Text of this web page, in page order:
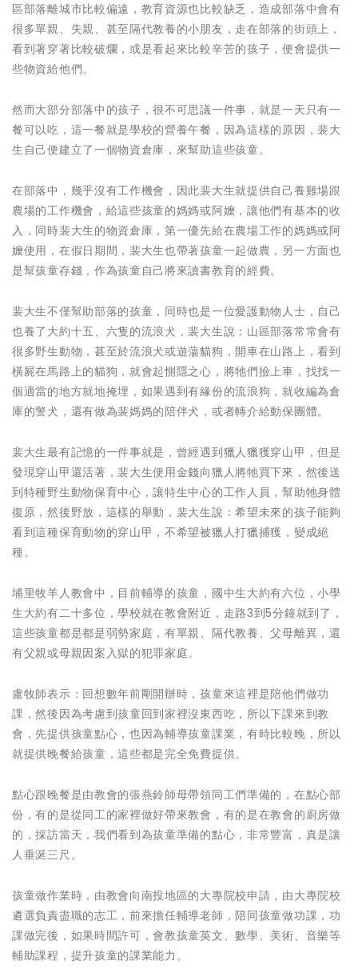
區部落離城市比較偏遠，教育資源也比較缺乏，造成部落中會有
很多單親、失親、甚至隔代教養的小朋友，走在部落的街頭上，
看到著穿著比較破爛，或是看起來比較辛苦的孩子，便會提供一
些物資給他們。
然而大部分部落中的孩子，很不可思議一件事，就是一天只有一
餐可以吃，這一餐就是學校的營養午餐，因為這樣的原因，裴大
生自己便建立了一個物資倉庫，來幫助這些孩童。
在部落中，幾乎沒有工作機會，因此裴大生就提供自己養雞場跟
農場的工作機會，給這些孩童的媽媽或阿嬤，讓他們有基本的收
入，同時裴大生的物資倉庫，第一優先給在農場工作的媽媽或阿
嬤使用，在假日期間，裴大生也帶著孩童一起做農，另一方面也
是幫孩童存錢，作為孩童自己將來讀書教育的經費。
裴大生不僅幫助部落的孩童，同時也是一位愛護動物人士，自己
也養了大約十五、六隻的流浪犬，裴大生說：山區部落常常會有
很多野生動物，甚至於流浪犬或遊蕩貓狗，開車在山路上，看到
橫屍在馬路上的貓狗，就會起惻隱之心，將牠們撿上車，找找一
個適當的地方就地掩埋，如果遇到有緣份的流浪狗，就收編為倉
庫的警犬，還有做為裴媽媽的陪伴犬，或者轉介給動保團體。
裴大生最有記憶的一件事就是，曾經遇到獵人獵獲穿山甲，但是
發現穿山甲還活著，裴大生便用金錢向獵人將牠買下來，然後送
到特種野生動物保育中心，讓特生中心的工作人員，幫助牠身體
復原，然後野放，這樣的舉動，裴大生說：希望未來的孩子能夠
看到這種保育動物的穿山甲，不希望被獵人打獵捕獲，變成絕
種。
埔里牧羊人教會中，目前輔導的孩童，國中生大約有六位，小學
生大約有二十多位，學校就在教會附近，走路3到5分鐘就到了，
這些孩童都是都是弱勢家庭，有單親、隔代教養、父母離異，還
有父親或母親因案入獄的犯罪家庭。
盧牧師表示：回想數年前剛開辦時，孩童來這裡是陪他們做功
課，然後因為考慮到孩童回到家裡沒東西吃，所以下課來到教
會，先提供孩童點心，也因為輔導孩童課業，有時比較晚，所以
就提供晚餐給孩童，這些都是完全免費提供。
點心跟晚餐是由教會的張燕鈴師母帶領同工們準備的，在點心部
份，有的是從同工的家裡做好帶來教會，有的是在教會的廚房做
的，採訪當天，我們看到為孩童準備的點心，非常豐富，真是讓
人垂涎三尺。
孩童做作業時，由教會向南投地區的大專院校申請，由大專院校
遴選負責盡職的志工，前來擔任輔導老師，陪同孩童做功課，功
課做完後，如果時間許可，會教孩童英文、數學、美術、音樂等
輔助課程，提升孩童的課業能力。